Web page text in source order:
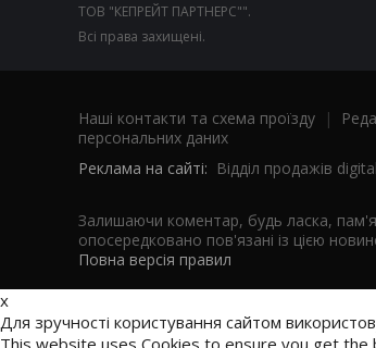
ТОВ "КЕПРЕЙТ ПАРТНЕРС"".
Всі права захищені.
Наші контакти та схема проїзду |
персональних даних
Реклама на сайті: Відділ продажів
Залишаючи коментар, будь ласка,
опосередковано пов'язані із цією
Повна версія правил
x
Для зручності користування сайтом
This website uses Cookies to ensure you get